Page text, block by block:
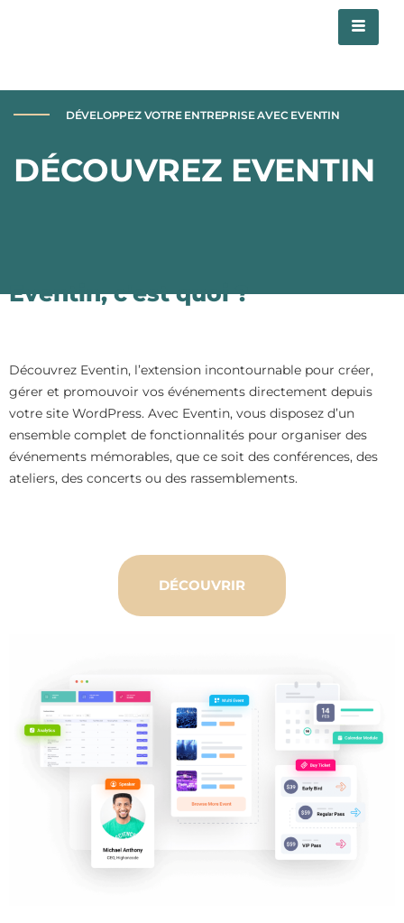
DÉVELOPPEZ VOTRE ENTREPRISE AVEC EVENTIN
DÉCOUVREZ EVENTIN
Eventin, c'est quoi ?
Découvrez Eventin, l’extension incontournable pour créer,
gérer et promouvoir vos événements directement depuis
votre site WordPress. Avec Eventin, vous disposez d’un
ensemble complet de fonctionnalités pour organiser des
événements mémorables, que ce soit des conférences, des
ateliers, des concerts ou des rassemblements.
DÉCOUVRIR